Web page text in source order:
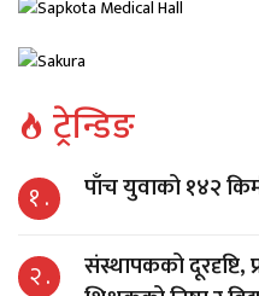
ट्रेन्डिङ
१ . पाँच युवाको १४२
२ .
संस्थापकको